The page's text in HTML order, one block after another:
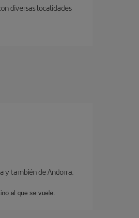
diversas localidades
y también de Andorra.
al que se vuele.